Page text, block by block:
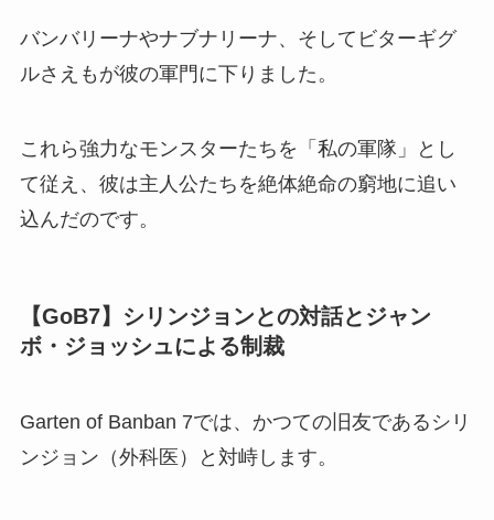
バンバリーナやナブナリーナ、そしてビターギグ
ルさえもが彼の軍門に下りました。
これら強力なモンスターたちを「私の軍隊」とし
て従え、彼は主人公たちを絶体絶命の窮地に追い
込んだのです。
【GoB7】シリンジョンとの対話とジャン
ボ・ジョッシュによる制裁
Garten of Banban 7では、かつての旧友であるシリ
ンジョン（外科医）と対峙します。